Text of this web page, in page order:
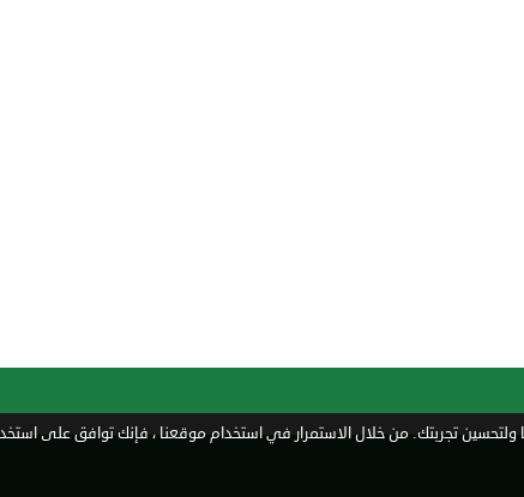
تجربتك. من خلال الاستمرار في استخدام موقعنا ، فإنك توافق على